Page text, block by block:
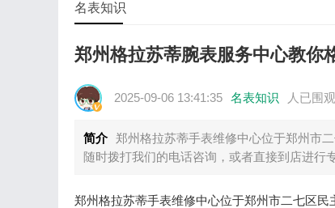
名表知识
郑州格拉苏蒂腕表服务中心教你
2025-09-06 13:41:35 名表知识 人已围观
简介 郑州格拉苏蒂手表维修中心位于郑州市
随时拨打我们的电话咨询，或者直接到店进行
郑州格拉苏蒂手表维修中心位于郑州市二七区